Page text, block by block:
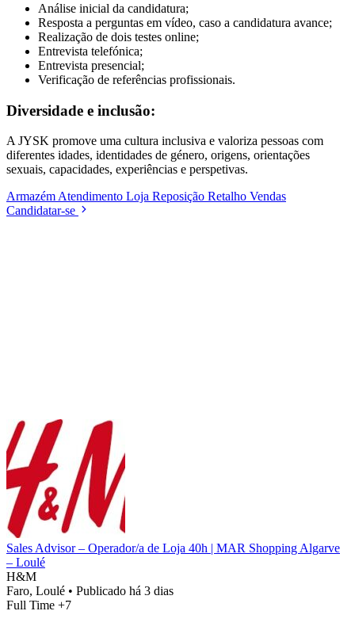
Análise inicial da candidatura;
Resposta a perguntas em vídeo, caso a candidatura avance;
Realização de dois testes online;
Entrevista telefónica;
Entrevista presencial;
Verificação de referências profissionais.
Diversidade e inclusão:
A JYSK promove uma cultura inclusiva e valoriza pessoas com
diferentes idades, identidades de género, origens, orientações
sexuais, capacidades, experiências e perspetivas.
Armazém Atendimento Loja Reposição Retalho Vendas
Candidatar-se
Sales Advisor – Operador/a de Loja 40h | MAR Shopping Algarve
– Loulé
H&M
Faro, Loulé • Publicado há 3 dias
Full Time +7